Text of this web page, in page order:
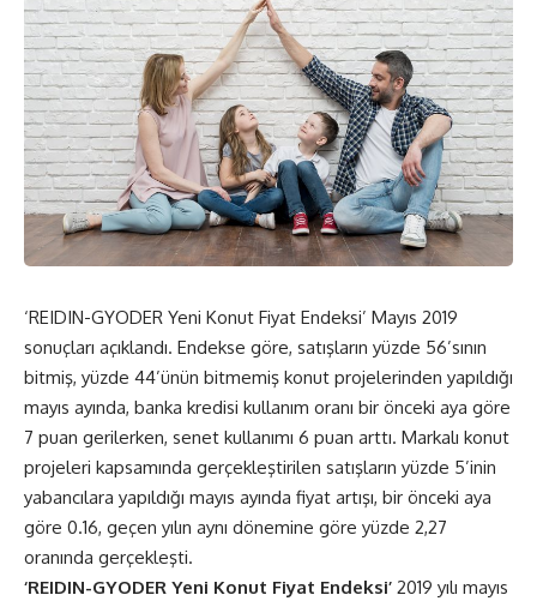
‘REIDIN-GYODER Yeni Konut Fiyat Endeksi’ Mayıs 2019
sonuçları açıklandı. Endekse göre, satışların yüzde 56’sının
bitmiş, yüzde 44’ünün bitmemiş konut projelerinden yapıldığı
mayıs ayında, banka kredisi kullanım oranı bir önceki aya göre
7 puan gerilerken, senet kullanımı 6 puan arttı. Markalı konut
projeleri kapsamında gerçekleştirilen satışların yüzde 5’inin
yabancılara yapıldığı mayıs ayında fiyat artışı, bir önceki aya
göre 0.16, geçen yılın aynı dönemine göre yüzde 2,27
oranında gerçekleşti.
‘REIDIN-GYODER Yeni Konut Fiyat Endeksi’ 2019 yılı mayıs